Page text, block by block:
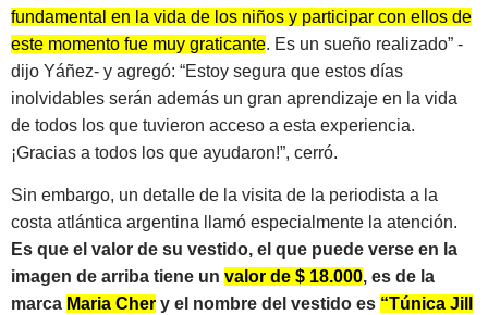
fundamental en la vida de los niños y participar con ellos de
este momento fue muy graticante. Es un sueño realizado” -
dijo Yáñez- y agregó: “Estoy segura que estos días
inolvidables serán además un gran aprendizaje en la vida
de todos los que tuvieron acceso a esta experiencia.
¡Gracias a todos los que ayudaron!”, cerró.
Sin embargo, un detalle de la visita de la periodista a la
costa atlántica argentina llamó especialmente la atención.
Es que el valor de su vestido, el que puede verse en la
imagen de arriba tiene un valor de $ 18.000, es de la
marca Maria Cher y el nombre del vestido es “Túnica Jill